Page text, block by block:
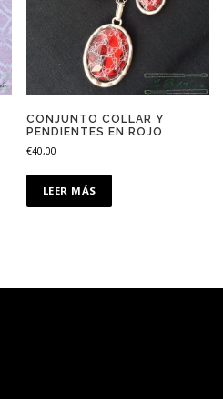
CONJUNTO COLLAR Y
PENDIENTES EN ROJO
€40,00
LEER MÁS